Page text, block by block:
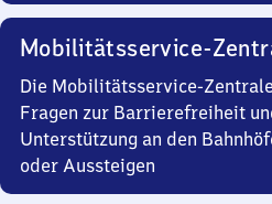
Mobilitätsservice-
Die Mobilitätsservice-
Fragen zur Barrierefreiheit
Unterstützung an den
oder Aussteigen